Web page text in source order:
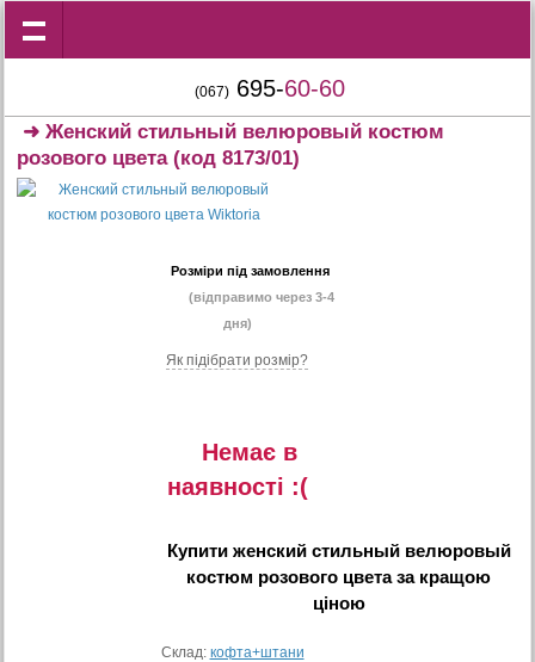
(067) 695-60-60
➜Женский стильный велюровый костюм
розового цвета(код 8173/01)
Розміри під замовлення
(відправимо через 3-4
дня)
Як підібрати розмір?
Немає в
наявностi :(
Купити женский стильный велюровый
костюм розового цветаза кращою
ціною
Склад: кофта+штани